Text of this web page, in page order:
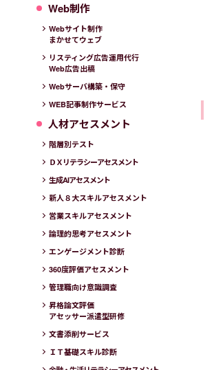
Web制作
Webサイト制作
まかせてウェブ
リスティング広告運用代行
Web広告出稿
Webサーバ構築・保守
WEB記事制作サービス
人材アセスメント
階層別テスト
ＤＸリテラシーアセスメント
生成AIアセスメント
新人８大スキルアセスメント
営業スキルアセスメント
論理的思考アセスメント
エンゲージメント診断
360度評価アセスメント
管理職向け意識調査
昇格論文評価
アセッサー派遣型研修
文書添削サービス
ＩＴ基礎スキル診断